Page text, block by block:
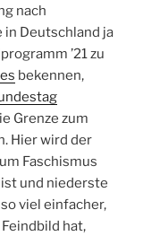
nach
Deutschland ja
’21 zu
bekennen,
Grenze zum
Hier wird der
Faschismus
und niederste
viel einfacher,
hat,